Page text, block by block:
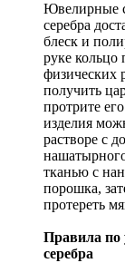
Ювелирные
серебра
блеск и
руке
физических
получить
протрите
изделия
растворе с
тканью с
порошка,
протереть
Правила по
серебра